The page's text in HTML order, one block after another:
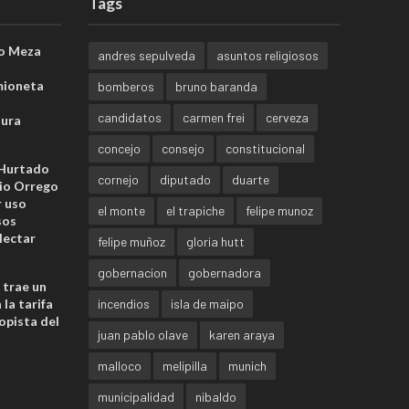
Meza
Orrego
uso
trae un
la tarifa
del
andres sepulveda
asuntos religiosos
bomberos
bruno baranda
candidatos
carmen frei
cerveza
concejo
consejo
constitucional
cornejo
diputado
duarte
el monte
el trapiche
felipe munoz
felipe muñoz
gloria hutt
gobernacion
gobernadora
incendios
isla de maipo
juan pablo olave
karen araya
malloco
melipilla
munich
municipalidad
nibaldo